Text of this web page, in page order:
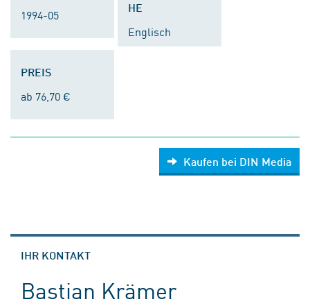
1994-05
HE
Englisch
PREIS
ab 76,70 €
Kaufen bei DIN Media
IHR KONTAKT
Bastian Krämer